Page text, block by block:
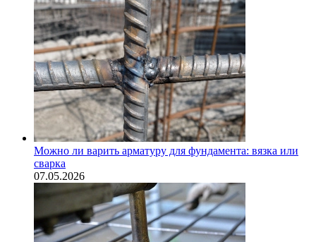
Можно ли варить арматуру для фундамента: вязка или
сварка
07.05.2026